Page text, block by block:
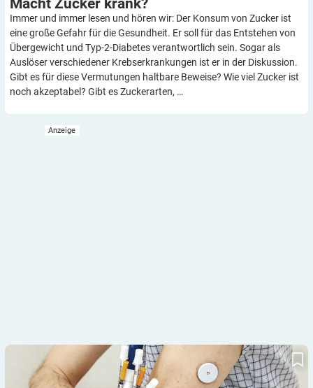
Immer und immer lesen und hören wir: Der Konsum von Zucker ist
eine große Gefahr für die Gesundheit. Er soll für das Entstehen von
Übergewicht und Typ-2-Diabetes verantwortlich sein. Sogar als
Auslöser verschiedener Krebserkrankungen ist er in der Diskussion.
Gibt es für diese Vermutungen haltbare Beweise? Wie viel Zucker ist
noch akzeptabel? Gibt es Zuckerarten, …
FGM und rtCGM: Was, für wen und warum?